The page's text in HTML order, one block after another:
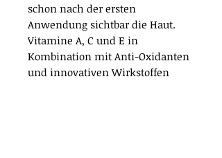
schon nach der ersten
Anwendung sichtbar die Haut.
Vitamine A, C und E in
Kombination mit Anti-Oxidanten
und innovativen Wirkstoffen